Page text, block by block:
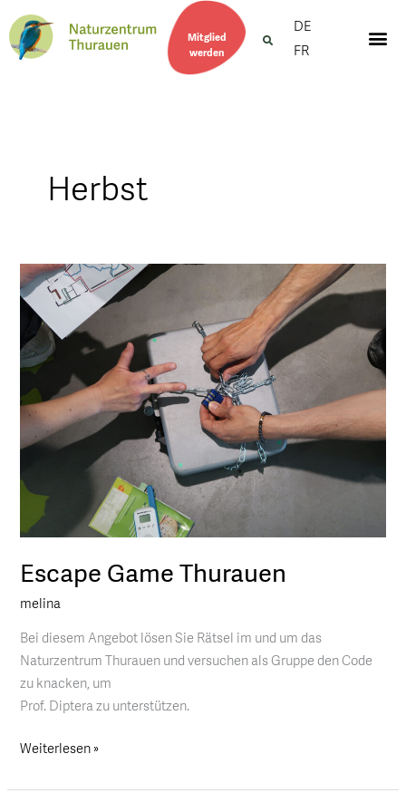
Mitglied
werden
DE
FR
Herbst
Escape Game Thurauen
melina
Bei diesem Angebot lösen Sie Rätsel im und um das
Naturzentrum Thurauen und versuchen als Gruppe den Code
zu knacken, um
Prof. Diptera zu unterstützen.
Escape
Game
Thurauen
Weiterlesen »